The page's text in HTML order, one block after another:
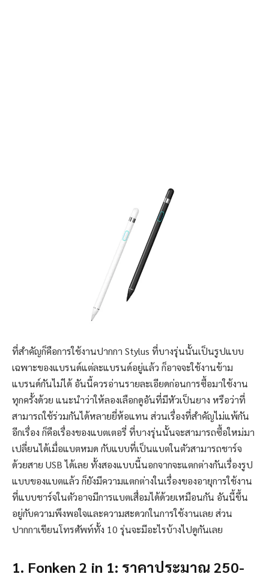
ที่สำคัญก็คือการใช้งานปากกา Stylus ที่บางรุ่นนั้นเป็นรูปแบบ
เฉพาะของแบรนด์แต่ละแบรนด์อยู่แล้ว ก็อาจจะใช้งานข้าม
แบรนด์กันไม่ได้ อันนี้ควรอ่านรายละเอียดก่อนการซื้อมาใช้งาน
ทุกครั้งด้วย แนะนำว่าให้ลองเลือกดูอันที่มีหัวเป็นยาง หรือว่าที่
สามารถใช้ร่วมกันได้หลายยี่ห้อแทน ส่วนเรื่องที่สำคัญไม่แพ้กัน
อีกเรื่อง ก็คือเรื่องของแบตเตอรี่ ที่บางรุ่นนั้นจะสามารถซื้อใหม่มา
เปลี่ยนได้เมื่อแบตหมด กับแบบที่เป็นแบตในตัวสามารถชาร์จ
ด้วยสาย USB ได้เลย ทั้งสองแบบนี้นอกจากจะแตกต่างกันเรื่องรูป
แบบของแบตแล้ว ก็ยังมีความแตกต่างในเรื่องของอายุการใช้งาน
ที่แบบชาร์จในตัวอาจมีการแบตเสื่อมได้ด้วยเหมือนกัน อันนี้ขึ้น
อยู่กับความพึงพอใจและความสะดวกในการใช้งานเลย ส่วน
ปากกาเขียนโทรศัพท์ทั้ง 10 รุ่นจะมีอะไรบ้างไปดูกันเลย
1. Fonken 2 in 1: ราคาประมาณ 250-